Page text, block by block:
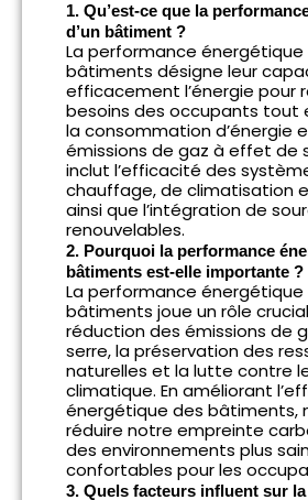
1. Qu’est-ce que la
d’un bâtiment ?
La performance énergétique
bâtiments désigne leur
efficacement l’énergie pour
besoins des occupants tout
la consommation d’énergie
émissions de gaz à effet de
inclut l’efficacité des
chauffage, de climatisation
ainsi que l’intégration de
renouvelables.
2. Pourquoi la performance
bâtiments est-elle importante ?
La performance énergétique
bâtiments joue un rôle
réduction des émissions de
serre, la préservation des
naturelles et la lutte contre
climatique. En améliorant
énergétique des bâtiments,
réduire notre empreinte
des environnements plus
confortables pour les
3. Quels facteurs influent sur